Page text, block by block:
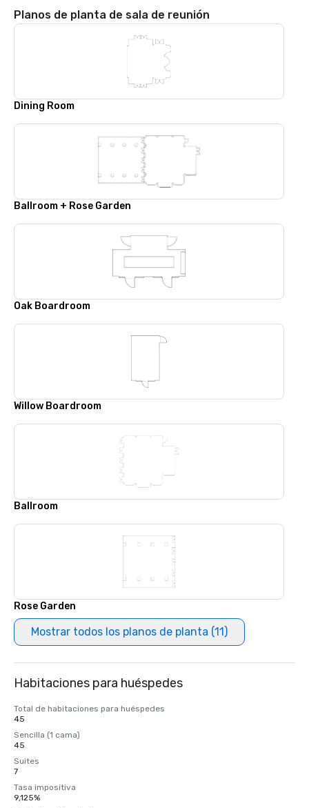
Planos de planta de sala de reunión
Dining Room
Ballroom + Rose Garden
Oak Boardroom
Willow Boardroom
Ballroom
Rose Garden
Mostrar todos los planos de planta (11)
Habitaciones para huéspedes
Total de habitaciones para huéspedes
45
Sencilla (1 cama)
45
Suites
7
Tasa impositiva
9,125%